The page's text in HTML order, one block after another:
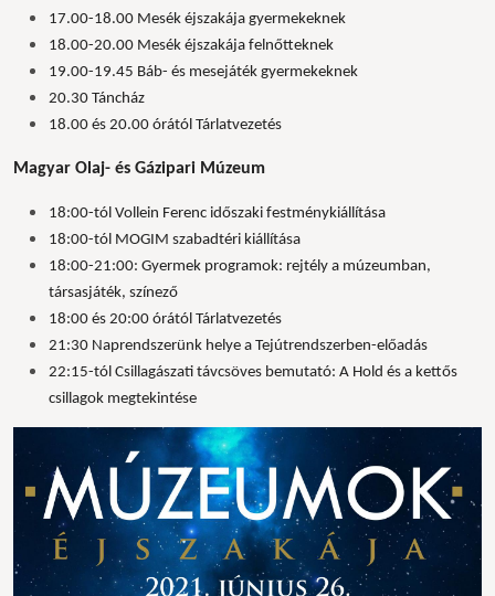
17.00-18.00 Mesék éjszakája gyermekeknek
18.00-20.00 Mesék éjszakája felnőtteknek
19.00-19.45 Báb- és mesejáték gyermekeknek
20.30 Táncház
18.00 és 20.00 órától Tárlatvezetés
Magyar Olaj- és Gázipari Múzeum
18:00-tól Vollein Ferenc időszaki festménykiállítása
18:00-tól MOGIM szabadtéri kiállítása
18:00-21:00: Gyermek programok: rejtély a múzeumban,
társasjáték, színező
18:00 és 20:00 órától Tárlatvezetés
21:30 Naprendszerünk helye a Tejútrendszerben-előadás
22:15-tól Csillagászati távcsöves bemutató: A Hold és a kettős
csillagok megtekintése